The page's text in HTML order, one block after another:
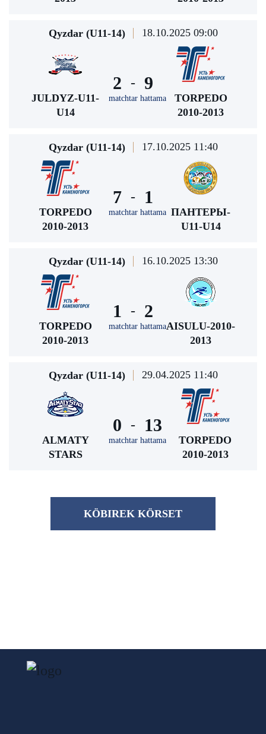
Qyzdar (U11-14) 18.10.2025 09:00
JULDYZ-U11-
U14
2 -
matchtar hattama
9
TORPEDO
2010-2013
Qyzdar (U11-14) 17.10.2025 11:40
TORPEDO
2010-2013
7 -
matchtar hattama
1
ПАНТЕРЫ-
U11-U14
Qyzdar (U11-14) 16.10.2025 13:30
TORPEDO
2010-2013
1 -
matchtar hattama
2
AISULU-2010-
2013
Qyzdar (U11-14) 29.04.2025 11:40
ALMATY
STARS
0 -
matchtar hattama
13
TORPEDO
2010-2013
KÖBІREK KÖRSET